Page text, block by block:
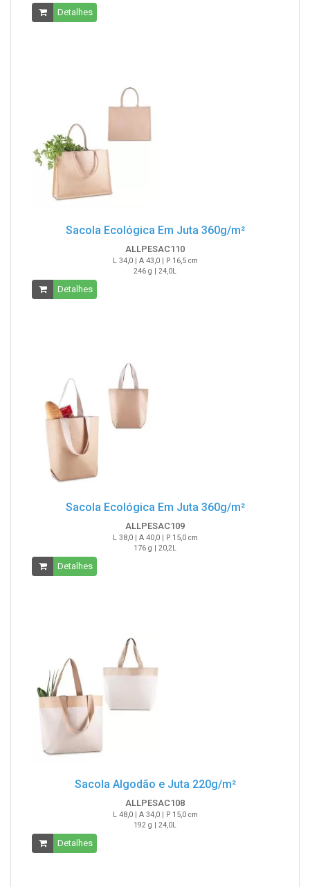
Detalhes
Sacola Ecológica Em Juta 360g/m²
ALLPESAC110
L 34,0 | A 43,0 | P 16,5 cm
246 g | 24,0L
Detalhes
Sacola Ecológica Em Juta 360g/m²
ALLPESAC109
L 38,0 | A 40,0 | P 15,0 cm
176 g | 20,2L
Detalhes
Sacola Algodão e Juta 220g/m²
ALLPESAC108
L 48,0 | A 34,0 | P 15,0 cm
192 g | 24,0L
Detalhes